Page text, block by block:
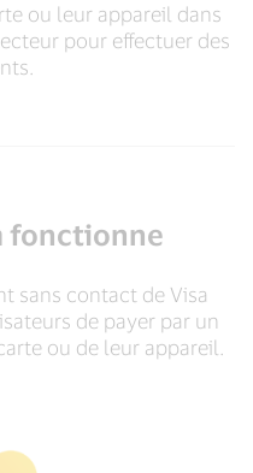
ou leur appareil dans
pour effectuer des
fonctionne
sans contact de Visa
de payer par un
ou de leur appareil.